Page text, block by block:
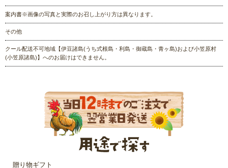
案内書※画像の写真と実際のお召し上がり方は異なります。
その他
クール配送不可地域【伊豆諸島(うち式根島・利島・御蔵島・青ヶ島)および小笠原村
(小笠原諸島)】へのお届けはできません。
贈り物ギフト